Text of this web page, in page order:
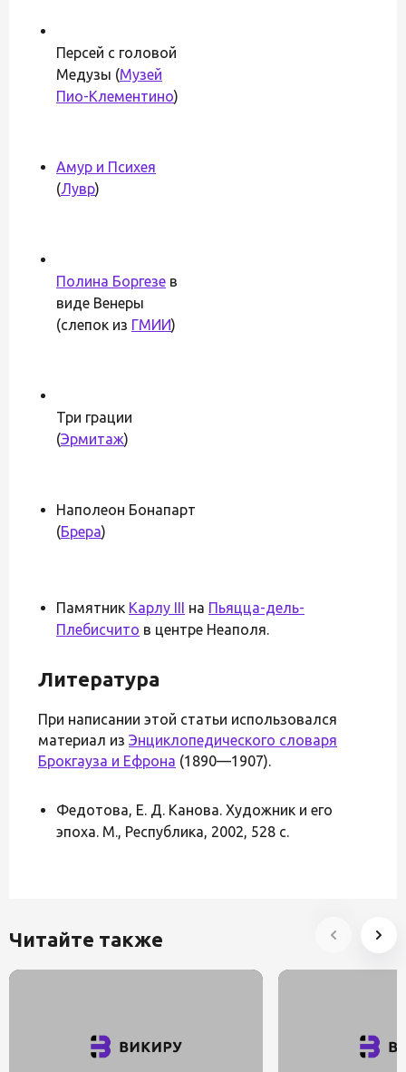
Персей с головой
Медузы (Музей
Пио-Клементино)
Амур и Психея
(Лувр)
Полина Боргезе в
виде Венеры
(слепок из ГМИИ)
Три грации
(Эрмитаж)
Наполеон Бонапарт
(Брера)
Памятник Карлу III на Пьяцца-дель-
Плебисчито в центре Неаполя.
Литература
При написании этой статьи использовался
материал из Энциклопедического словаря
Брокгауза и Ефрона (1890—1907).
Федотова, Е. Д. Канова. Художник и его
эпоха. М., Республика, 2002, 528 с.
Читайте также